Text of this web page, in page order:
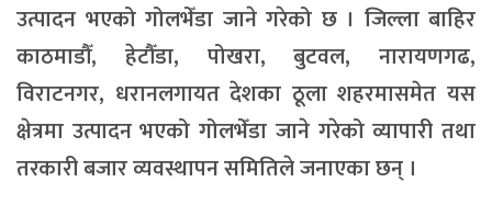
उत्पादन भएको गोलभेँडा जाने गरेको छ । जिल्ला बाहिर
काठमाडौँ, हेटौँडा, पोखरा, बुटवल, नारायणगढ,
विराटनगर, धरानलगायत देशका ठूला शहरमासमेत यस
क्षेत्रमा उत्पादन भएको गोलभेँडा जाने गरेको व्यापारी तथा
तरकारी बजार व्यवस्थापन समितिले जनाएका छन् ।